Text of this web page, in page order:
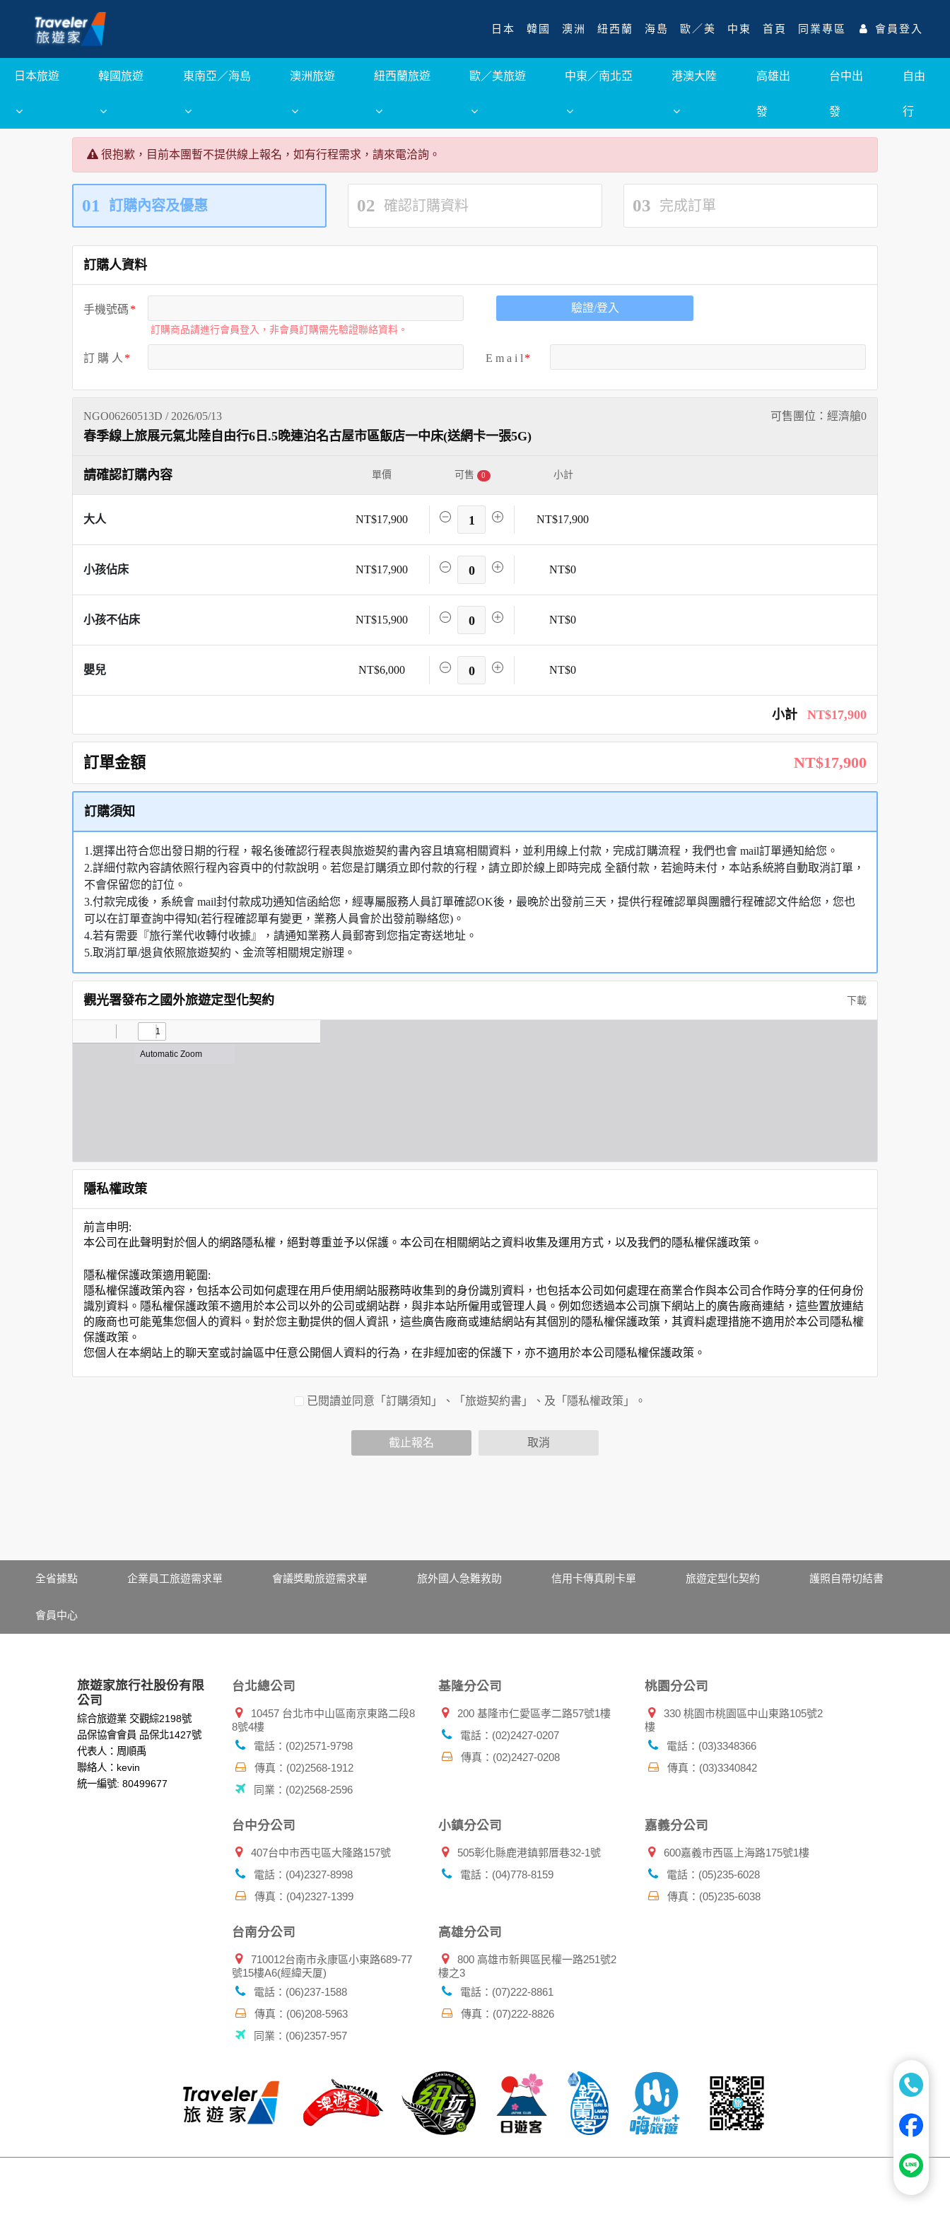
日本 韓國 澳洲 紐西蘭 海島 歐／美 中東 首頁 同業專區 會員登入
日本旅遊 韓國旅遊 東南亞／海島 澳洲旅遊 紐西蘭旅遊 歐／美旅遊 中東／南北亞 港澳大陸 高雄出
發
台中出
發
自由
行
很抱歉，目前本團暫不提供線上報名，如有行程需求，請來電洽詢。
01 訂購內容及優惠 02 確認訂購資料 03 完成訂單
訂購人資料
手機號碼
訂購商品請進行會員登入，非會員訂購需先驗證聯絡資料。
驗證/登入
訂 購 人 E m a i l
NGO06260513D / 2026/05/13 可售團位：經濟艙0
春季線上旅展元氣北陸自由行6日.5晚連泊名古屋市區飯店一中床(送網卡一張5G)
請確認訂購內容 單價 可售 0 小計
大人 NT$17,900 1 NT$17,900
小孩佔床 NT$17,900 0 NT$0
小孩不佔床 NT$15,900 0 NT$0
嬰兒 NT$6,000 0 NT$0
小計 NT$17,900
訂單金額 NT$17,900
訂購須知
1.選擇出符合您出發日期的行程，報名後確認行程表與旅遊契約書內容且填寫相關資料，並利用線上付款，完成訂購流程，我們也會 mail訂單通知給您。
2.詳細付款內容請依照行程內容頁中的付款說明。若您是訂購須立即付款的行程，請立即於線上即時完成 全額付款，若逾時未付，本站系統將自動取消訂單，
不會保留您的訂位。
3.付款完成後，系統會 mail封付款成功通知信函給您，經專屬服務人員訂單確認OK後，最晚於出發前三天，提供行程確認單與團體行程確認文件給您，您也
可以在訂單查詢中得知(若行程確認單有變更，業務人員會於出發前聯絡您)。
4.若有需要『旅行業代收轉付收據』，請通知業務人員郵寄到您指定寄送地址。
5.取消訂單/退貨依照旅遊契約、金流等相關規定辦理。
觀光署發布之國外旅遊定型化契約 下載
隱私權政策
前言申明:
本公司在此聲明對於個人的網路隱私權，絕對尊重並予以保護。本公司在相關網站之資料收集及運用方式，以及我們的隱私權保護政策。
隱私權保護政策適用範圍:
隱私權保護政策內容，包括本公司如何處理在用戶使用網站服務時收集到的身份識別資料，也包括本公司如何處理在商業合作與本公司合作時分享的任何身份
識別資料。隱私權保護政策不適用於本公司以外的公司或網站群，與非本站所僱用或管理人員。例如您透過本公司旗下網站上的廣告廠商連結，這些置放連結
的廠商也可能蒐集您個人的資料。對於您主動提供的個人資訊，這些廣告廠商或連結網站有其個別的隱私權保護政策，其資料處理措施不適用於本公司隱私權
保護政策。
您個人在本網站上的聊天室或討論區中任意公開個人資料的行為，在非經加密的保護下，亦不適用於本公司隱私權保護政策。
為了在本網站提供您最佳的互動性服務，可能會請您提供相關個人的資料，其範圍如下：
於一般瀏覽時，伺服器會自行記錄相關行徑，包括您使用連線設備的 IP 位址、使用時間、使用的瀏覽器、瀏覽及點選資料記錄等，做為我們增進網站服務的
其他除了上述，會保留您在上網瀏覽或查詢時，伺服器自行產生的相關記錄，包括您使用連線設備的 IP 位址、使用時間、使用的瀏覽器、瀏覽及點選資料紀
錄等。本網站會對個別連線者的瀏覽器予以標示，歸納使用者瀏覽器在本網站內部所瀏覽的網頁，除非您願意告知您的個人資料，否則本網站不會也無法將此
本網站將在事前或註冊登錄取得您的同意後，傳送商業性資料或電子郵件給您。本公司除了在該資料或電子郵件上註明是由本公司發送，也會在該資料或電子
資料使用:
本公司不會向任何人出售或出借您的個人識別資料。
在以下情況下， 本公司會向其他人士或公司提供您的個人識別資料：
1.遵守法令或政府機關的要求；或我們發覺您在網站上的行為違反本公司旗下網站的會員條款或產品、服務的特定使用指南。
2.為了保護使用者個人隱私，我們無法為您查詢其他使用者的帳號資料。若您有相關法律上問題需查閱他人資料時，請務必向警政單位提出告訴，我們將全力
配合警政單位調查並提供所有相關資料，以協助調查及破案！
自我保護措施:
服務後，務必記得登出帳戶或關閉網頁瀏覽器，以防止他人讀取您的個人資料。
已閱讀並同意「訂購須知」、「旅遊契約書」、及「隱私權政策」。
截止報名 取消
全省據點 企業員工旅遊需求單 會議獎勵旅遊需求單 旅外國人急難救助 信用卡傳真刷卡單 旅遊定型化契約 護照自帶切結書
會員中心
旅遊家旅行社股份有限
公司
綜合旅遊業 交觀綜2198號
品保協會會員 品保北1427號
代表人：周順禹
聯絡人：kevin
統一編號: 80499677
台北總公司
10457 台北市中山區南京東路二段8
8號4樓
電話：(02)2571-9798
傳真：(02)2568-1912
同業：(02)2568-2596
基隆分公司
200 基隆市仁愛區孝二路57號1樓
電話：(02)2427-0207
傳真：(02)2427-0208
桃園分公司
330 桃園市桃園區中山東路105號2
樓
電話：(03)3348366
傳真：(03)3340842
台中分公司
407台中市西屯區大隆路157號
電話：(04)2327-8998
傳真：(04)2327-1399
小鎮分公司
505彰化縣鹿港鎮郭厝巷32-1號
電話：(04)778-8159
嘉義分公司
600嘉義市西區上海路175號1樓
電話：(05)235-6028
傳真：(05)235-6038
台南分公司
710012台南市永康區小東路689-77
號15樓A6(經緯天厦)
電話：(06)237-1588
傳真：(06)208-5963
同業：(06)2357-957
高雄分公司
800 高雄市新興區民權一路251號2
樓之3
電話：(07)222-8861
傳真：(07)222-8826